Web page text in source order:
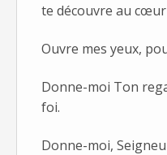
te découvre au cœur
Ouvre mes yeux,
Donne-moi Ton
foi.
Donne-moi,